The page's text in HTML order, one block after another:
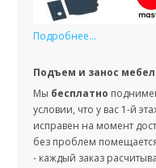
Подробнее...
Подъем и занос
Мы бесплатно
условии, что у вас 1-й
исправен на момент
без проблем
- каждый заказ